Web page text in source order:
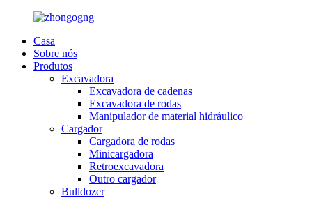
Casa
Sobre nós
Produtos
Excavadora
Excavadora de cadenas
Excavadora de rodas
Manipulador de material hidráulico
Cargador
Cargadora de rodas
Minicargadora
Retroexcavadora
Outro cargador
Bulldozer